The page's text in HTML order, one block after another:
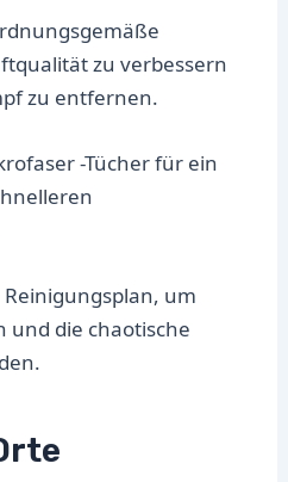
zu verbessern
zu entfernen.
-Tücher für ein
Reinigungsplan, um
und die chaotische